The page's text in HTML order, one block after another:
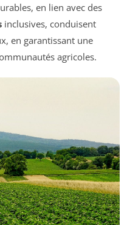
en lien avec des
inclusives, conduisent
en garantissant une
agricoles.